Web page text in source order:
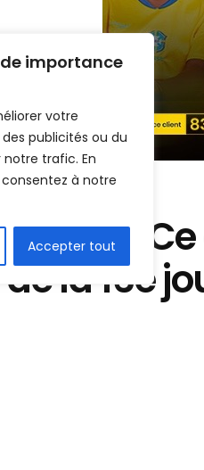
importance
votre
publicités ou du
trafic. En
à notre
Accepter tout
la 16e